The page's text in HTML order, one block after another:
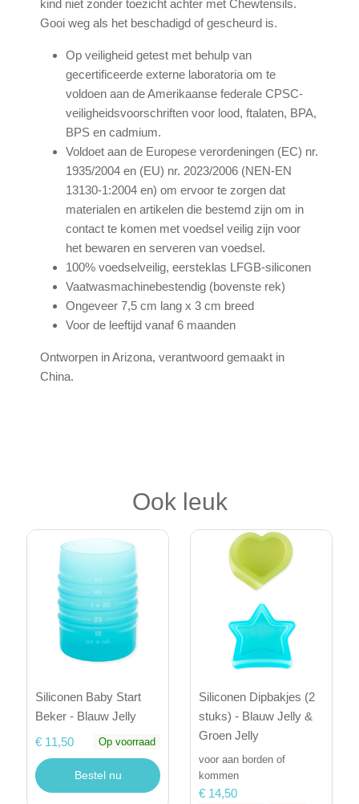
kind niet zonder toezicht achter met Chewtensils.
Gooi weg als het beschadigd of gescheurd is.
Op veiligheid getest met behulp van
gecertificeerde externe laboratoria om te
voldoen aan de Amerikaanse federale CPSC-
veiligheidsvoorschriften voor lood, ftalaten, BPA,
BPS en cadmium.
Voldoet aan de Europese verordeningen (EC) nr.
1935/2004 en (EU) nr. 2023/2006 (NEN-EN
13130-1:2004 en) om ervoor te zorgen dat
materialen en artikelen die bestemd zijn om in
contact te komen met voedsel veilig zijn voor
het bewaren en serveren van voedsel.
100% voedselveilig, eersteklas LFGB-siliconen
Vaatwasmachinebestendig (bovenste rek)
Ongeveer 7,5 cm lang x 3 cm breed
Voor de leeftijd vanaf 6 maanden
Ontworpen in Arizona, verantwoord gemaakt in
China.
Ook leuk
Siliconen Baby Start
Beker - Blauw Jelly
€ 11,50
Op voorraad
Bestel nu
Siliconen Dipbakjes (2
stuks) - Blauw Jelly &
Groen Jelly
voor aan borden of
kommen
€ 14,50